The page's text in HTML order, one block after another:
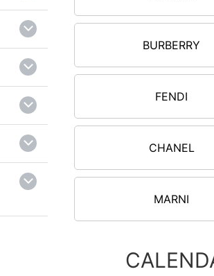
BURBERRY
FENDI
CHANEL
MARNI